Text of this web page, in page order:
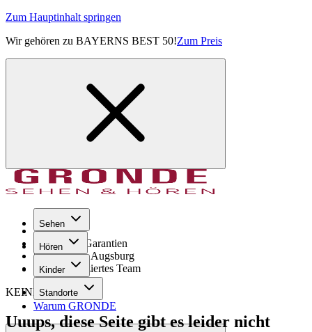
Zum Hauptinhalt springen
Wir gehören zu BAYERNS BEST 50!Zum Preis
Sehen
Hören
Kinder
Standorte
Warum GRONDE
Seit 1971
GRONDE Garantien
8× im Raum Augsburg
Hochqualifiziertes Team
KEINE SORGE!
Uuups, diese Seite gibt es leider nicht